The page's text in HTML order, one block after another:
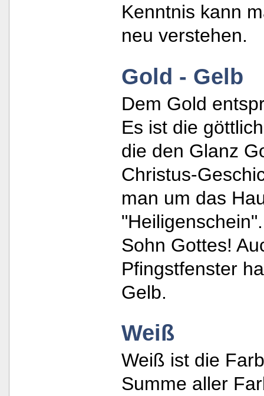
Kenntnis kann
neu verstehen.
Gold - Gelb
Dem Gold
Es ist die
die den Glanz
Christus-
man um das
Sohn Gottes!
Pfingstfenster
Gelb.
Weiß
Weiß ist die
Summe aller